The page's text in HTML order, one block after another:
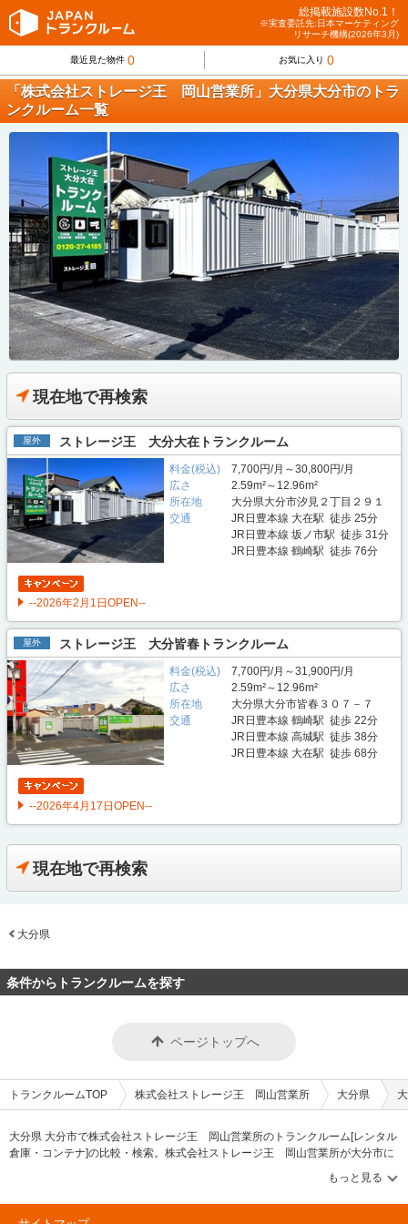
総掲載施設数No.1！
※実査委託先:日本マーケティング
リサーチ機構(2026年3月)
最近見た物件 0 お気に入り 0
「株式会社ストレージ王 岡山営業所」大分県大分市のトラ
ンクルーム一覧
現在地で再検索
屋外 ストレージ王 大分大在トランクルーム
料金(税込)
7,700円/月～30,800円/月
広さ
2.59m²～12.96m²
所在地
大分県大分市汐見２丁目２９１
交通
JR日豊本線 大在駅 徒歩 25分
JR日豊本線 坂ノ市駅 徒歩 31分
JR日豊本線 鶴崎駅 徒歩 76分
--2026年2月1日OPEN--
屋外 ストレージ王 大分皆春トランクルーム
料金(税込)
7,700円/月～31,900円/月
広さ
2.59m²～12.96m²
所在地
大分県大分市皆春３０７－７
交通
JR日豊本線 鶴崎駅 徒歩 22分
JR日豊本線 高城駅 徒歩 38分
JR日豊本線 大在駅 徒歩 68分
--2026年4月17日OPEN--
現在地で再検索
大分県
条件からトランクルームを探す
ページトップへ
トランクルームTOP 株式会社ストレージ王 岡山営業所 大分県
大分県 大分市で株式会社ストレージ王 岡山営業所のトランクルーム[レンタル
倉庫・コンテナ]の比較・検索。株式会社ストレージ王 岡山営業所が大分市に
掲載中のトランクルーム・レンタル倉庫・レンタルコンテナなどの収納スペー
スを、借りたい地域から探して、広さ・料金[賃料]・セキュリティ・空調完備・
24時間出し入れ可能などの希望条件で絞込み！豊富な物件数から様々な方法で
ご希望の収納スペースを簡単に探せるトランクルーム情報サイトです。株式会